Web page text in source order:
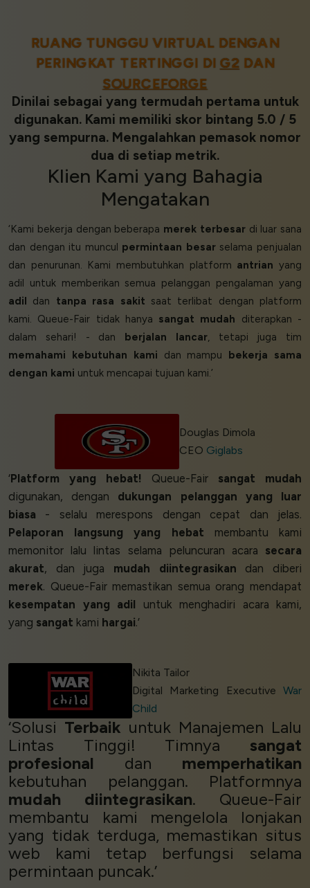
RUANG TUNGGU VIRTUAL DENGAN
PERINGKAT TERTINGGI DI G2DAN
SOURCEFORGE
Dinilai sebagai yang termudah pertama untuk
digunakan. Kami memiliki skor bintang 5.0 / 5
yang sempurna. Mengalahkan pemasok nomor
dua di setiap metrik.
Klien Kami yang Bahagia
Mengatakan
‘Kami bekerja dengan beberapa merek terbesardi luar sana
dan dengan itu muncul permintaan besarselama penjualan
dan penurunan. Kami membutuhkan platform antrian yang
adil untuk memberikan semua pelanggan pengalaman yang
adil
dan tanpa rasa sakit saat terlibat dengan platform
kami. Queue-Fair tidak hanya sangat mudah diterapkan -
dalam sehari! - dan
berjalan lancar, tetapi juga tim
memahami kebutuhan kami dan mampu
bekerja sama
dengan kami untuk mencapai tujuan kami.’
Douglas Dimola
CEO Giglabs
‘Platform yang hebat! Queue-Fair sangat mudah
digunakan, dengan dukungan pelanggan yang luar
biasa - selalu merespons dengan cepat dan jelas.
Pelaporan langsung yang hebat membantu kami
memonitor lalu lintas selama peluncuran acara secara
akurat, dan juga mudah diintegrasikan dan diberi
merek. Queue-Fair memastikan semua orang mendapat
kesempatan yang adil untuk menghadiri acara kami,
yang sangat kami hargai.’
Nikita Tailor
Digital Marketing Executive War
Child
‘Solusi Terbaik untuk Manajemen Lalu
Lintas Tinggi! Timnya sangat
profesional dan memperhatikan
kebutuhan pelanggan. Platformnya
mudah diintegrasikan. Queue-Fair
membantu kami mengelola lonjakan
yang tidak terduga, memastikan situs
web kami tetap berfungsi selama
permintaan puncak.’